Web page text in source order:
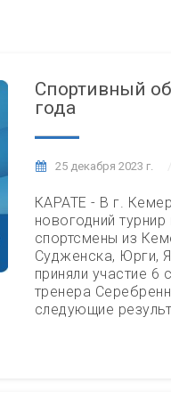
Спортивный
года
25 декабря 2023 г.
КАРАТЕ - В г.
новогодний
спортсмены из
Судженска, Юрги,
приняли участие 6
тренера
следующие